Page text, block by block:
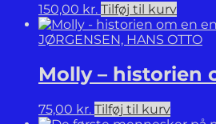
150,00 kr. Tilføj til kurv
JØRGENSEN, HANS OTTO
Molly – historien
75,00 kr. Tilføj til kurv